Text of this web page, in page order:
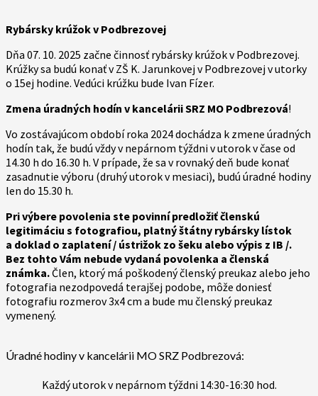
Rybársky krúžok v Podbrezovej
Dňa 07. 10. 2025 začne činnosť rybársky krúžok v Podbrezovej.
Krúžky sa budú konať v ZŠ K. Jarunkovej v Podbrezovej v utorky
o 15ej hodine. Vedúci krúžku bude Ivan Fízer.
Zmena úradných hodín v kancelárii SRZ MO Podbrezová!
Vo zostávajúcom období roka 2024 dochádza k zmene úradných
hodín tak, že budú vždy v nepárnom týždni v utorok v čase od
14.30 h do 16.30 h. V prípade, že sa v rovnaký deň bude konať
zasadnutie výboru (druhý utorok v mesiaci), budú úradné hodiny
len do 15.30 h.
Pri výbere povolenia ste povinní predložiť členskú
legitimáciu s fotografiou, platný štátny rybársky lístok
a doklad o zaplatení / ústrižok zo šeku alebo výpis z IB /.
Bez tohto Vám nebude vydaná povolenka a členská
známka.Člen, ktorý má poškodený členský preukaz alebo jeho
fotografia nezodpovedá terajšej podobe, môže doniesť
fotografiu rozmerov 3x4 cm a bude mu členský preukaz
vymenený.
Úradné hodiny v kancelárii MO SRZ Podbrezová:
Každý utorok v nepárnom týždni 14:30-16:30 hod.